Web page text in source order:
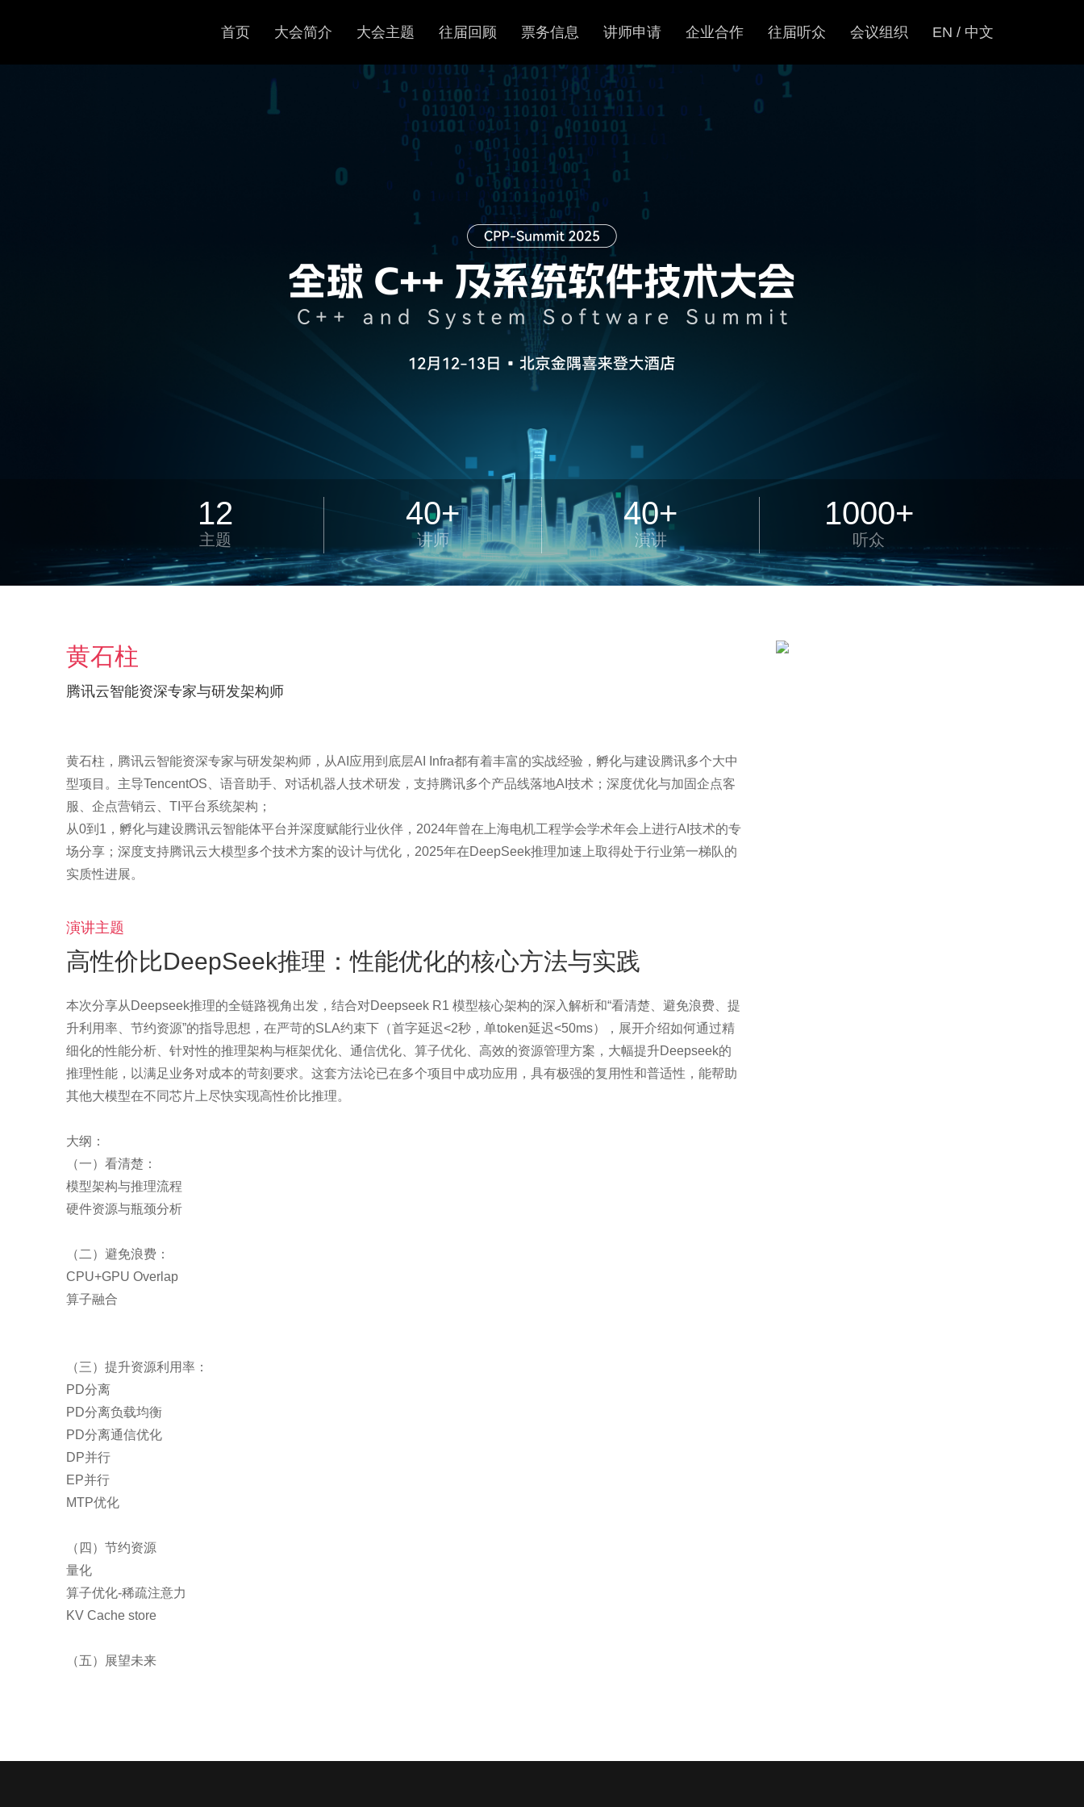
12
主题
40+
讲师
40+
演讲
1000+
听众
首页 大会简介 大会主题 往届回顾 票务信息 讲师申请 企业合作 往届听众 会议组织 EN / 中文
黄石柱
腾讯云智能资深专家与研发架构师
黄石柱，腾讯云智能资深专家与研发架构师，从AI应用到底层AI Infra都有着丰富的实战经验，孵化与建设腾讯多个大中
型项目。主导TencentOS、语音助手、对话机器人技术研发，支持腾讯多个产品线落地AI技术；深度优化与加固企点客
服、企点营销云、TI平台系统架构；
从0到1，孵化与建设腾讯云智能体平台并深度赋能行业伙伴，2024年曾在上海电机工程学会学术年会上进行AI技术的专
场分享；深度支持腾讯云大模型多个技术方案的设计与优化，2025年在DeepSeek推理加速上取得处于行业第一梯队的
演讲主题
高性价比DeepSeek推理：性能优化的核心方法与实践
本次分享从Deepseek推理的全链路视角出发，结合对Deepseek R1 模型核心架构的深入解析和“看清楚、避免浪费、提
升利用率、节约资源”的指导思想，在严苛的SLA约束下（首字延迟<2秒，单token延迟<50ms），展开介绍如何通过精
细化的性能分析、针对性的推理架构与框架优化、通信优化、算子优化、高效的资源管理方案，大幅提升Deepseek的
推理性能，以满足业务对成本的苛刻要求。这套方法论已在多个项目中成功应用，具有极强的复用性和普适性，能帮助
其他大模型在不同芯片上尽快实现高性价比推理。
大纲：
（一）看清楚：
模型架构与推理流程
硬件资源与瓶颈分析
（二）避免浪费：
CPU+GPU Overlap
算子融合
（三）提升资源利用率：
PD分离
PD分离负载均衡
PD分离通信优化
DP并行
EP并行
MTP优化
（四）节约资源
量化
算子优化-稀疏注意力
KV Cache store
（五）展望未来